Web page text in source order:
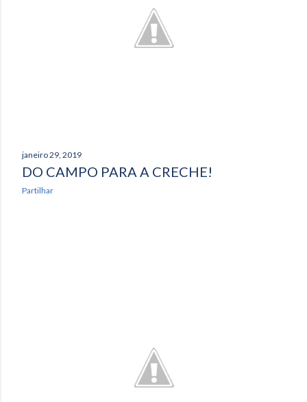
janeiro 29, 2019
DO CAMPO PARA A CRECHE!
Partilhar